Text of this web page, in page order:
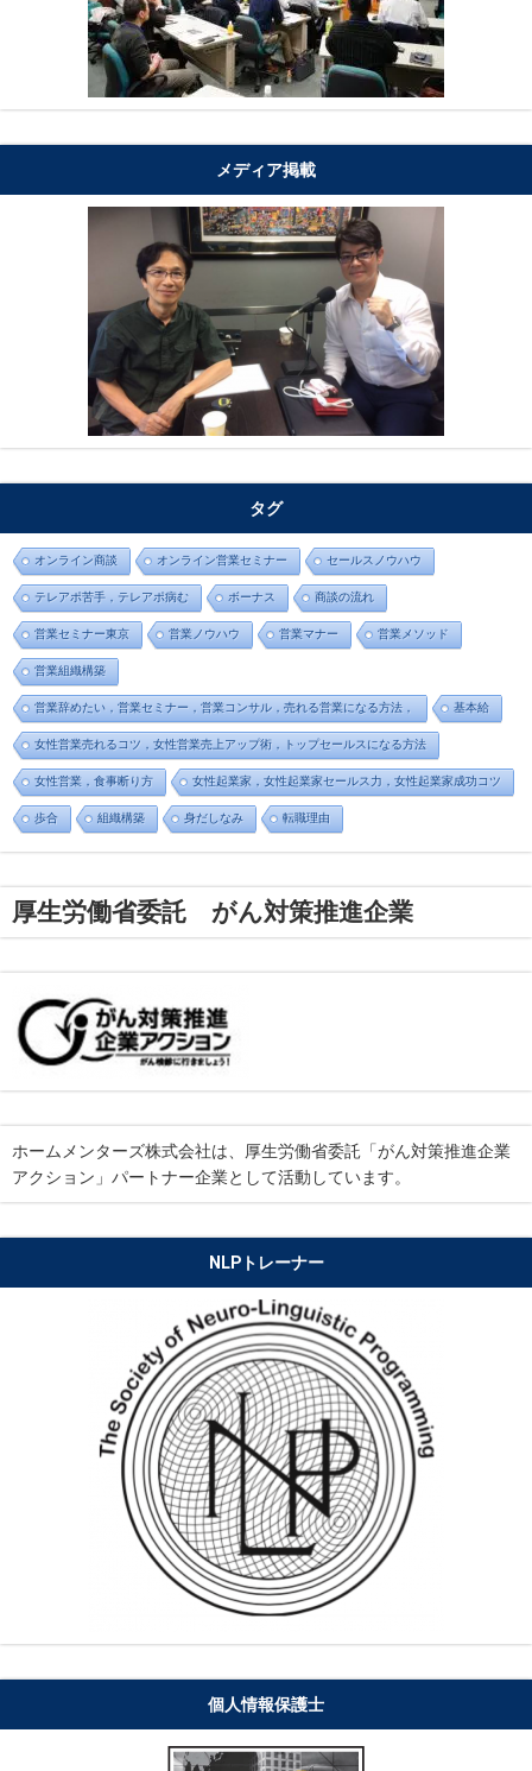
メディア掲載
タグ
オンライン商談 オンライン営業セミナー セールスノウハウ
テレアポ苦手，テレアポ病む ボーナス 商談の流れ
営業セミナー東京 営業ノウハウ 営業マナー 営業メソッド
営業組織構築
営業辞めたい，営業セミナー，営業コンサル，売れる営業になる方法， 基本給
女性営業売れるコツ，女性営業売上アップ術，トップセールスになる方法
女性営業，食事断り方 女性起業家，女性起業家セールス力，女性起業家成功コツ
歩合 組織構築 身だしなみ 転職理由
厚生労働省委託 がん対策推進企業
ホームメンターズ株式会社は、厚生労働省委託「がん対策推進企業
アクション」パートナー企業として活動しています。
NLPトレーナー
個人情報保護士